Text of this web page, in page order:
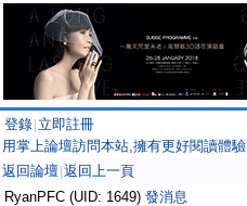
登錄 立即註冊
用掌上論壇訪問本站,擁有更好閱讀體驗
返回論壇 返回上一頁
RyanPFC (UID: 1649) 發消息